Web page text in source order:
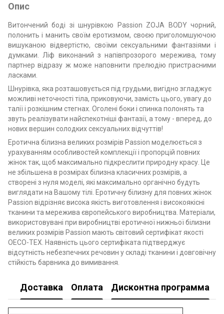
Опис
Витончений боді зі шнурівкою Passion ZOJA BODY чорний,
полонить і манить своїм еротизмом, своєю приголомшуючою
вишуканою відвертістю, своїми сексуальними фантазіями і
думками. Ліф виконаний з напівпрозорого мережива, тому
партнер відразу ж може наповнити прелюдію пристрасними
ласками.
Шнурівка, яка розташовується під грудьми, вигідно згладжує
можливі неточності тіла, приковуючи, замість цього, увагу до
талії і розкішним стегнах. Оголені боки і спинка полонять та
звуть реалізувати найспекотніші фантазії, а тому - вперед, до
нових вершин солодких сексуальних відчуттів!
Еротична білизна великих розмірів Passion моделюється з
урахуванням особливостей комплекції і пропорцій повних
жінок так, щоб максимально підкреслити природну красу. Це
не збільшена в розмірах білизна класичних розмірів, а
створені з нуля моделі, які максимально органічно будуть
виглядати на Вашому тілі. Еротичну білизну для повних жінок
Passion відрізняє висока якість виготовлення і високоякісні
тканини та мережива європейського виробництва. Матеріали,
використовувані при виробництві еротичної нижньої білизни
великих розмірів Passion мають світовий сертифікат якості
OECO-TEX. Наявність цього сертифіката підтверджує
відсутність небезпечних речовин у складі тканини і довговічну
стійкість барвника до вимивання.
Доставка Оплата Дисконтна программа